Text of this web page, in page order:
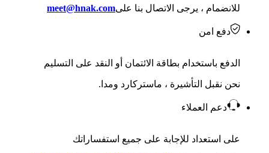
للانضمام ، يرجى الاتصال بنا علىmeet@hnak.com
دفع امن
الدفع باستخدام بطاقة الائتمان أو النقد على التسليم
نحن نقبل التأشيرة ، ماستركارد ومدا.
دعم العملاء
على استعداد للإجابة على جميع استفساراتك